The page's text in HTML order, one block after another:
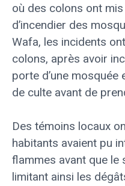
où des colons ont
d’incendier des
Wafa, les incidents
colons, après avoir
porte d’une mosquée
de culte avant de
Des témoins locaux
habitants avaient pu
flammes avant que le
limitant ainsi les